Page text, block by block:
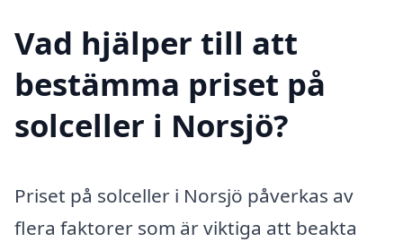
Vad hjälper till att
bestämma priset på
solceller i Norsjö?
Priset på solceller i Norsjö påverkas av
flera faktorer som är viktiga att beakta